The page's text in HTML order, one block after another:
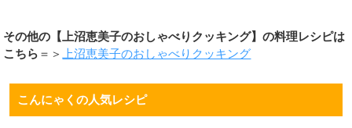
その他の【上沼恵美子のおしゃべりクッキング】の料理レシピは
こちら ＝＞ 上沼恵美子のおしゃべりクッキング
こんにゃくの人気レシピ